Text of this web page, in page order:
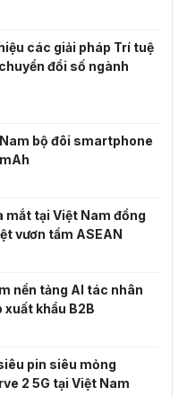
các giải pháp Trí tuệ
đổi số ngành
bộ đôi smartphone
mắt tại Việt Nam đồng
vươn tầm ASEAN
nền tảng AI tác nhân
khẩu B2B
pin siêu mỏng
2 5G tại Việt Nam